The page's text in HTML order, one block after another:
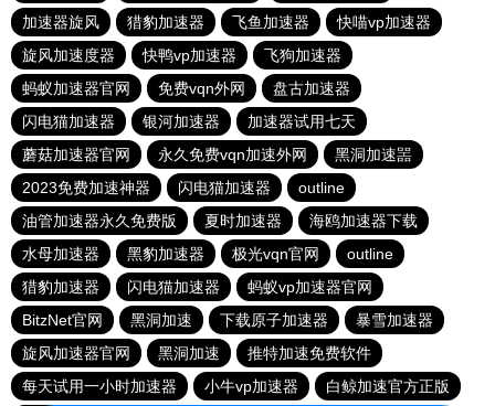
加速器旋风
猎豹加速器 飞鱼加速器
快喵vp加速器
旋风加速度器
快鸭vp加速器
飞狗加速器
蚂蚁加速器官网
免费vqn外网
盘古加速器
闪电猫加速器
银河加速器
加速器试用七天
蘑菇加速器官网
永久免费vqn加速外网
黑洞加速噐
2023免费加速神器
闪电猫加速器
outline
油管加速器永久免费版
夏时加速器
海鸥加速器下载
水母加速器
黑豹加速器 极光vqn官网
outline
猎豹加速器
闪电猫加速器
蚂蚁vp加速器官网
BitzNet官网
黑洞加速 下载原子加速器
暴雪加速器
旋风加速器官网
黑洞加速
推特加速免费软件
每天试用一小时加速器
小牛vp加速器 白鲸加速官方正版